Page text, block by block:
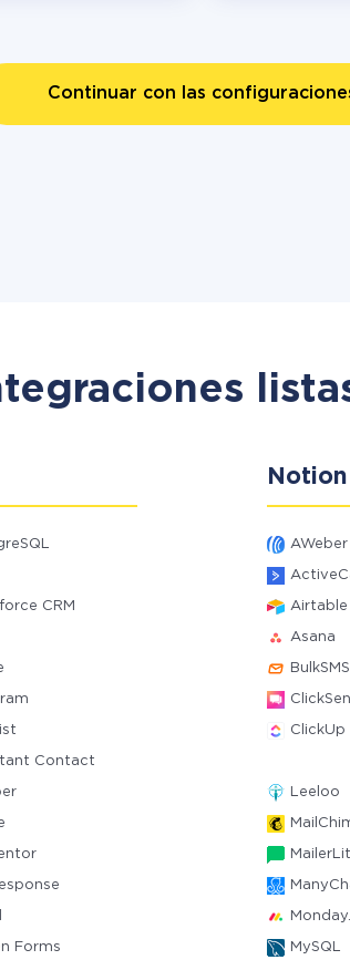
Continuar con las
CRM
Contact
Forms
Notion
AWeber
Airtable
Asana
BulkSMS
ClickUp
Leeloo
MySQL